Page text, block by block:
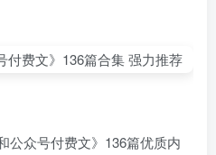
公众号付费文》136篇优质内